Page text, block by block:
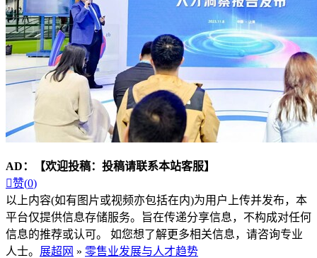
AD：
【欢迎投稿：投稿请联系本站客服】
赞(0)
以上内容(如有图片或视频亦包括在内)为用户上传并发布，本
平台仅提供信息存储服务。旨在传递分享信息，不构成对任何
信息的推荐或认可。 如您想了解更多相关信息，请咨询专业
人士。 展超网 » 零售业发展与人才趋势